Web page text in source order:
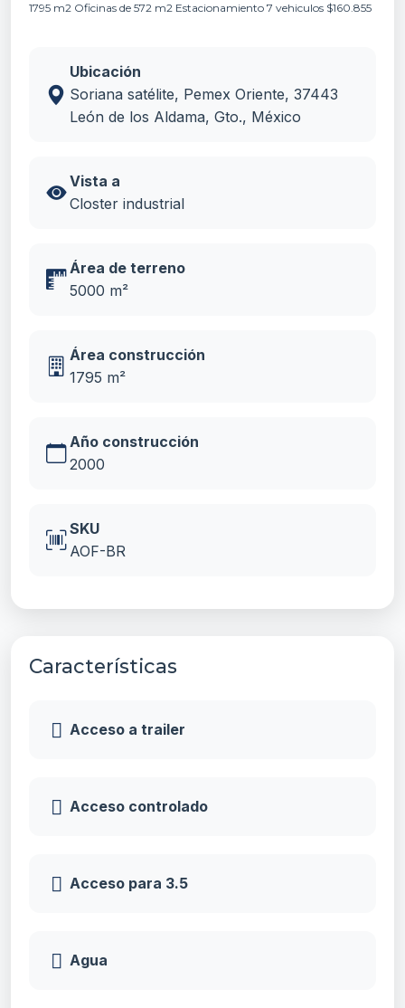
1795 m2 Oficinas de 572 m2 Estacionamiento 7 vehiculos $160.855
Ubicación
Soriana satélite, Pemex Oriente, 37443
León de los Aldama, Gto., México
Vista a
Closter industrial
Área de terreno
5000 m²
Área construcción
1795 m²
Año construcción
2000
SKU
AOF-BR
Características
Acceso a trailer
Acceso controlado
Acceso para 3.5
Agua